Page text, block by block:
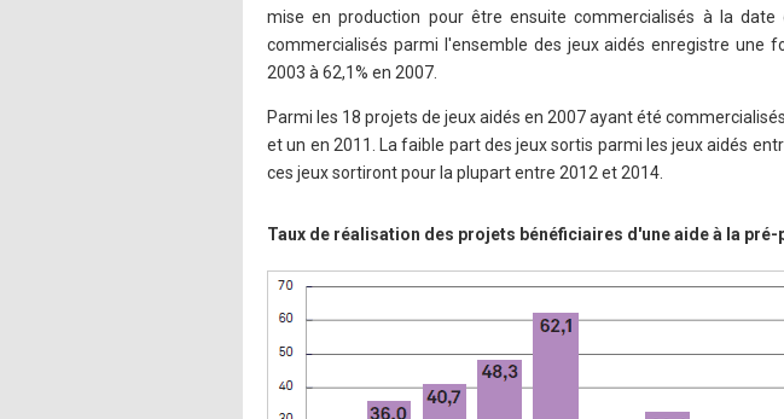
mise en production pour être ensuite commercialisés à la
commercialisés parmi l'ensemble des jeux aidés enregistre une
2003 à 62,1% en 2007.
Parmi les 18 projets de jeux aidés en 2007 ayant été
et un en 2011. La faible part des jeux sortis parmi les jeux aidés
ces jeux sortiront pour la plupart entre 2012 et 2014.
Taux de réalisation des projets bénéficiaires d'une aide à la